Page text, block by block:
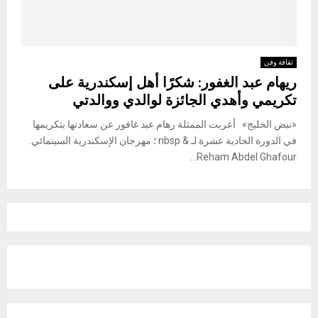
ثقافة وفن
ريهام عبد الغفور: شكرًا أهل إسكندرية على
تكريمي وأهدي الجائزة لوالدي ووالدتي
«نبض الخليج» أعربت الممثلة رهام عبد غافور عن سعادتها بتكريمها
في الدورة الحادية عشرة لـ & nbsp ؛ مهرجان الإسكندرية السينمائي.
Reham Abdel Ghafour...